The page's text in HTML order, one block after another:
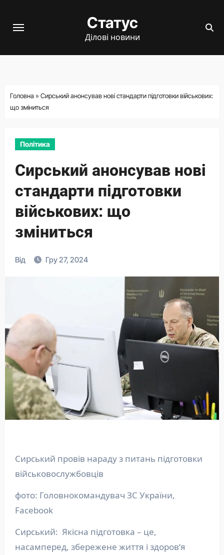
Статус
Ділові новини
Головна » Сирський анонсував нові стандарти підготовки військових:
що зміниться
Політика
Сирський анонсував нові
стандарти підготовки
військових: що
зміниться
Від Гру 27, 2024
Сирський провів нараду з питань підготовки
військовослужбовців
фото: Головнокомандувач ЗС України,
Facebook
Сирський: Якісна підготовка – це,
насамперед, збережене життя і здоров‘я